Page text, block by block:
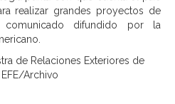
realizar grandes proyectos de
comunicado difundido por la